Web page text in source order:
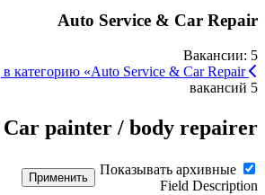
Auto Service & Car Repair
Вакансии: 5
Назад в категорию «Auto Service & Car Repair»
5 вакансий
Car painter / body repairer
Показывать архивные
Field Description
Применить